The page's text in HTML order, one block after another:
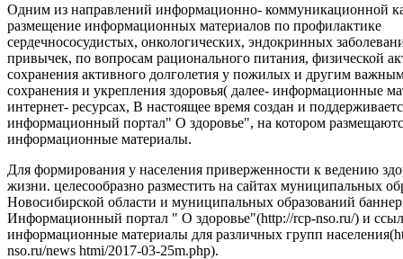
Одним из направлений информационно- коммуникационной
размещение информационных материалов по профилактике
сердечнососудистых, онкологических, эндокринных
привычек, по вопросам рационального питания, физической
сохранения активного долголетия у пожилых и другим
сохранения и укрепления здоровья( далее- информационные
интернет- ресурсах, В настоящее время создан и
информационный портал" О здоровье", на котором
информационные материалы.
Для формирования у населения приверженности к ведению
жизни. целесообразно разместить на сайтах муниципальных
Новосибирской области и муниципальных образований
Информационный портал " О здоровье"(http://rcp-nso.ru/) и
информационные материалы для различных групп
nso.ru/news htmi/2017-03-25m.php).